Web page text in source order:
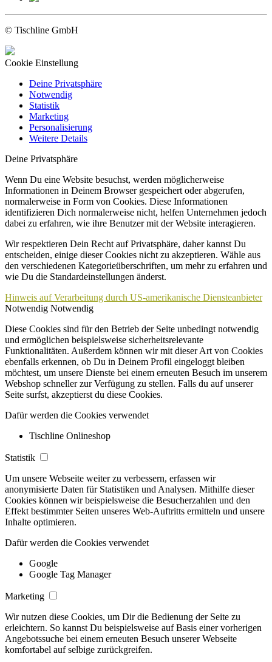
© Tischline GmbH
Cookie Einstellung
Deine Privatsphäre
Notwendig
Statistik
Marketing
Personalisierung
Weitere Details
Deine Privatsphäre
Wenn Du eine Website besuchst, werden möglicherweise
Informationen in Deinem Browser gespeichert oder abgerufen,
normalerweise in Form von Cookies. Diese Informationen
identifizieren Dich normalerweise nicht, helfen Unternehmen jedoch
dabei zu erfahren, wie ihre Benutzer mit der Website interagieren.
Wir respektieren Dein Recht auf Privatsphäre, daher kannst Du
entscheiden, einige dieser Cookies nicht zu akzeptieren. Wähle aus
den verschiedenen Kategorieüberschriften, um mehr zu erfahren und
wie Du die Standardeinstellungen änderst.
Hinweis auf Verarbeitung durch US-amerikanische Diensteanbieter
Notwendig Notwendig
Diese Cookies sind für den Betrieb der Seite unbedingt notwendig
und ermöglichen beispielsweise sicherheitsrelevante
Funktionalitäten. Außerdem können wir mit dieser Art von Cookies
ebenfalls erkennen, ob Du in Deinem Profil eingeloggt bleiben
möchtest, um unsere Dienste bei einem erneuten Besuch im unserem
Webshop schneller zur Verfügung zu stellen. Falls du auf unserer
Seite surfst, akzeptierst du diese Cookies.
Dafür werden die Cookies verwendet
Tischline Onlineshop
Statistik
Um unsere Webseite weiter zu verbessern, erfassen wir
anonymisierte Daten für Statistiken und Analysen. Mithilfe dieser
Cookies können wir beispielsweise die Besucherzahlen und den
Effekt bestimmter Seiten unseres Web-Auftritts ermitteln und unsere
Inhalte optimieren.
Dafür werden die Cookies verwendet
Google
Google Tag Manager
Marketing
Wir nutzen diese Cookies, um Dir die Bedienung der Seite zu
erleichtern. So kannst Du beispielsweise auf Basis einer vorherigen
Angebotssuche bei einem erneuten Besuch unserer Webseite
komfortabel auf selbige zurückgreifen.